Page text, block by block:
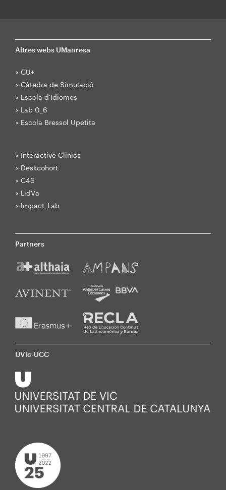
Altres webs UManresa
> CU+
> Cátedra de Simulació
> Escola d'Idiomes
> Lab 0_6
> Escola Bressol Upetita
> Interactive Clinics
> Deskcohort
> C4S
> LidVa
> Impact_Lab
Partners
UVic-UCC